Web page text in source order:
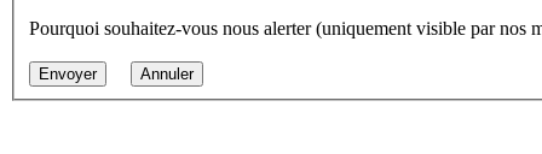
Pourquoi souhaitez-vous nous alerter (uniquement visible par nos